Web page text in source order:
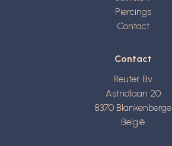
Piercings
Contact
Contact
Reuter Bv
Astridlaan 20
8370 Blankenberge
België